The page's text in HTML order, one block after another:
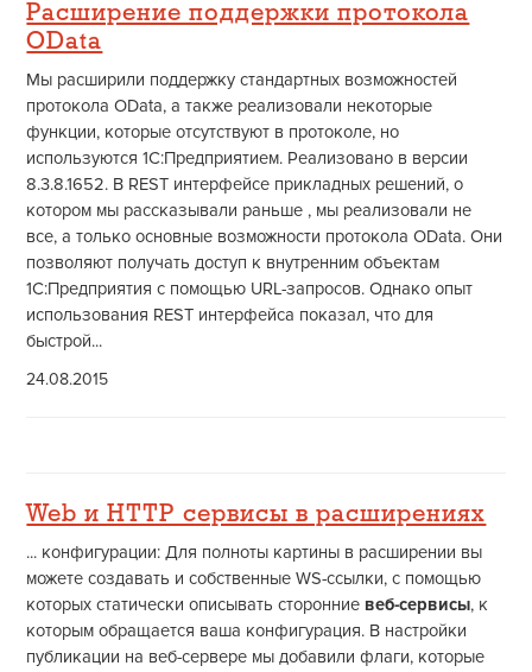
Расширение поддержки протокола
OData
Мы расширили поддержку стандартных возможностей
протокола OData, а также реализовали некоторые
функции, которые отсутствуют в протоколе, но
используются 1С:Предприятием. Реализовано в версии
8.3.8.1652. В REST интерфейсе прикладных решений, о
котором мы рассказывали раньше , мы реализовали не
все, а только основные возможности протокола OData. Они
позволяют получать доступ к внутренним объектам
1С:Предприятия с помощью URL-запросов. Однако опыт
использования REST интерфейса показал, что для
быстрой...
24.08.2015
Web и HTTP сервисы в расширениях
... конфигурации: Для полноты картины в расширении вы
можете создавать и собственные WS-ссылки, с помощью
которых статически описывать сторонние веб-сервисы, к
которым обращается ваша конфигурация. В настройки
публикации на веб-сервере мы добавили флаги, которые